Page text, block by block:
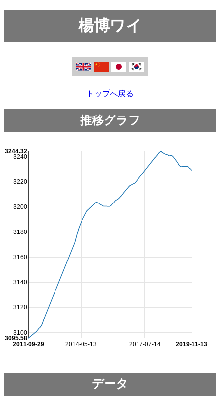
楊博ワイ
トップへ戻る
推移グラフ
2014-05-13 2017-07-14
2011-09-29 2019-11-13
3100
3120
3140
3160
3180
3200
3220
3240
3095.58
3244.32
データ